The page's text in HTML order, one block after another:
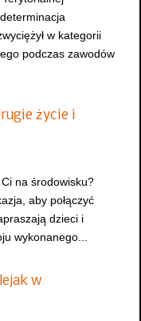
w kategorii
podczas zawodów
życie i
na środowisku?
aby połączyć
dzieci i
wykonanego...
w